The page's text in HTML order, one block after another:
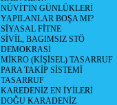
NÜVİT'İN GÜNLÜKLERİ
YAPILANLAR BOŞA MI?
SİYASAL FİTNE
SİVİL, BAGIMSIZ STÖ
DEMOKRASİ
MİKRO (KİŞİSEL) TASARRUF
PARA TAKİP SİSTEMİ
TASARRUF
KAREDENİZ EN İYİLERİ
DOĞU KARADENİZ